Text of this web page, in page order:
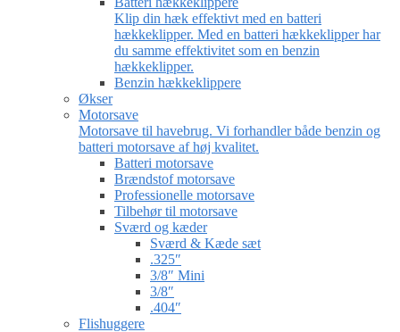
Klip din hæk effektivt med en batteri
hækkeklipper. Med en batteri hækkeklipper har
du samme effektivitet som en benzin
hækkeklipper.
Benzin hækkeklippere
Økser
Motorsave
Motorsave til havebrug. Vi forhandler både benzin og
batteri motorsave af høj kvalitet.
Batteri motorsave
Brændstof motorsave
Professionelle motorsave
Tilbehør til motorsave
Sværd og kæder
Sværd & Kæde sæt
.325″
3/8″ Mini
3/8″
.404″
Flishuggere